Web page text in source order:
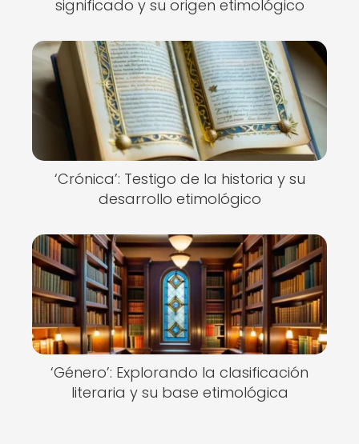
significado y su origen etimológico
‘Crónica’: Testigo de la historia y su
desarrollo etimológico
‘Género’: Explorando la clasificación
literaria y su base etimológica